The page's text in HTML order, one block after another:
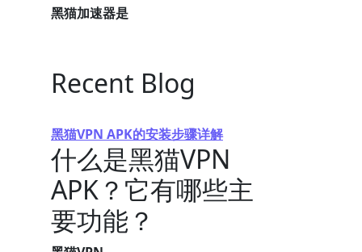
黑猫加速器是
Recent Blog
黑猫VPN APK的安装步骤详解
什么是黑猫VPN
APK？它有哪些主
要功能？